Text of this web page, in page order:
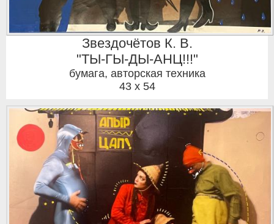
Звездочётов К. В.
"ТЫ-ГЫ-ДЫ-АНЦ!!!"
бумага, авторская техника
43 x 54